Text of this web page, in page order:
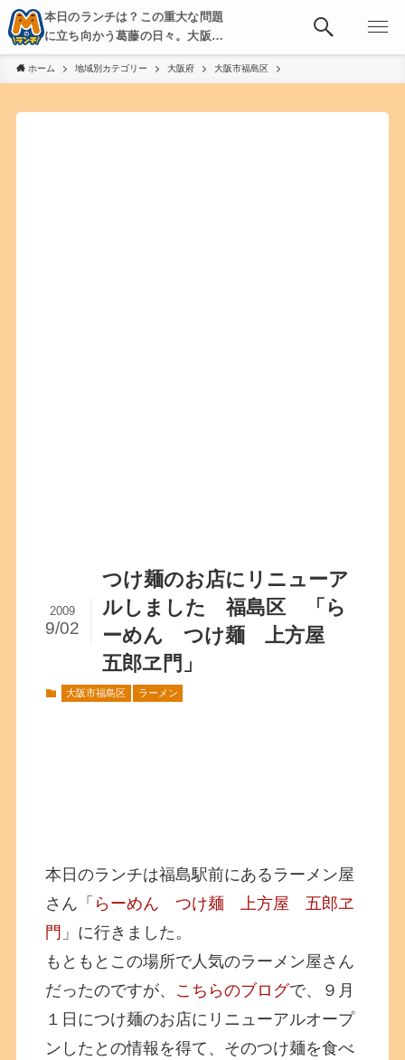
本日のランチは？この重大な問題
に立ち向かう葛藤の日々。大阪・
京都・神戸を中心とした食べ歩
き、飲み歩きを綴る。
ホーム 地域別カテゴリー 大阪府 大阪市福島区
つけ麺のお店にリニューア
ルしました 福島区 「ら
ーめん つけ麺 上方屋
五郎ヱ門」
2009
9/02
大阪市福島区 ラーメン
本日のランチは福島駅前にあるラーメン屋
さん「 らーめん つけ麺 上方屋 五郎ヱ
門 」に行きました。
もともとこの場所で人気のラーメン屋さん
だったのですが、 こちらのブログで、９月
１日につけ麺のお店にリニューアルオープ
ンしたとの情報を得て、そのつけ麺を食べ